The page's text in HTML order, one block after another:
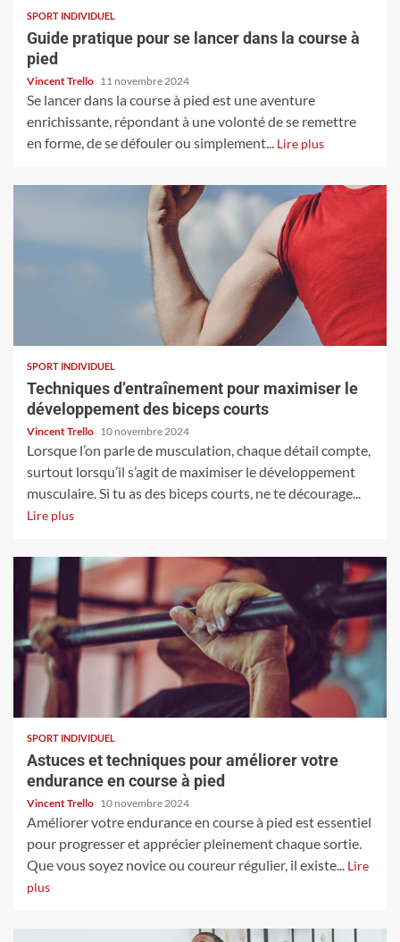
SPORT INDIVIDUEL
Guide pratique pour se lancer dans la course à
pied
Vincent Trello 11 novembre 2024
Se lancer dans la course à pied est une aventure
enrichissante, répondant à une volonté de se remettre
en forme, de se défouler ou simplement... Lire plus
SPORT INDIVIDUEL
Techniques d’entraînement pour maximiser le
développement des biceps courts
Vincent Trello 10 novembre 2024
Lorsque l’on parle de musculation, chaque détail compte,
surtout lorsqu’il s’agit de maximiser le développement
musculaire. Si tu as des biceps courts, ne te décourage...
Lire plus
SPORT INDIVIDUEL
Astuces et techniques pour améliorer votre
endurance en course à pied
Vincent Trello 10 novembre 2024
Améliorer votre endurance en course à pied est essentiel
pour progresser et apprécier pleinement chaque sortie.
Que vous soyez novice ou coureur régulier, il existe... Lire
plus